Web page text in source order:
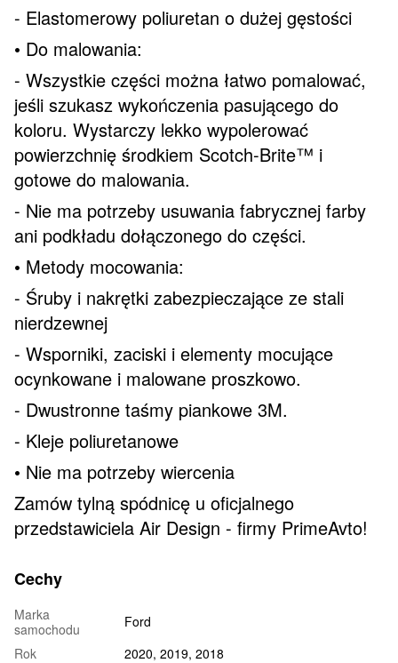
- Elastomerowy poliuretan o dużej gęstości
• Do malowania:
- Wszystkie części można łatwo pomalować,
jeśli szukasz wykończenia pasującego do
koloru. Wystarczy lekko wypolerować
powierzchnię środkiem Scotch-Brite™ i
gotowe do malowania.
- Nie ma potrzeby usuwania fabrycznej farby
ani podkładu dołączonego do części.
• Metody mocowania:
- Śruby i nakrętki zabezpieczające ze stali
nierdzewnej
- Wsporniki, zaciski i elementy mocujące
ocynkowane i malowane proszkowo.
- Dwustronne taśmy piankowe 3M.
- Kleje poliuretanowe
• Nie ma potrzeby wiercenia
Zamów tylną spódnicę u oficjalnego
przedstawiciela Air Design - firmy PrimeAvto!
Cechy
Marka
samochodu
Ford
Rok
2020, 2019, 2018